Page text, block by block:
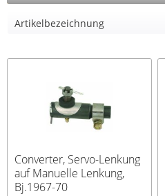
Converter, Servo-Lenkung
auf Manuelle Lenkung,
Bj.1967-70